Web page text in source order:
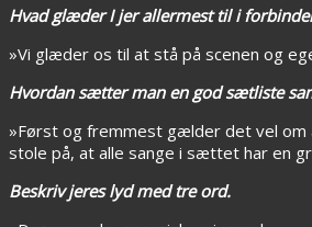
Hvad glæder I jer allermest til i
»Vi glæder os til at stå på scenen og
Hvordan sætter man en god sætliste
»Først og fremmest gælder det vel om
stole på, at alle sange i sættet har en
Beskriv jeres lyd med tre ord.